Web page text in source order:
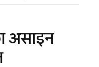
असाइन